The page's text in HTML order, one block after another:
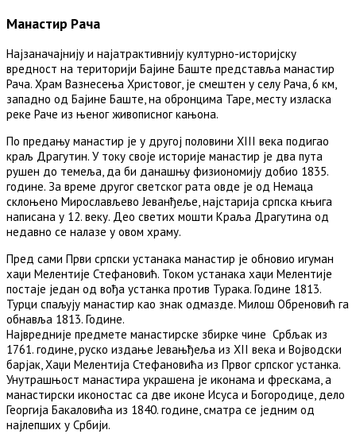
Манастир Рача
Најзаначајнију и најатрактивнију културно-историјску
вредност на територији Бајине Баште представља манастир
Рача. Храм Вазнесења Христовог, је смештен у селу Рача, 6 км,
западно од Бајине Баште, на обронцима Таре, месту изласка
реке Раче из њеног живописног кањона.
По предању манастир је у другој половини XIII века подигао
краљ Драгутин. У току своје историје манастир је два пута
рушен до темеља, да би данашњу физиономију добио 1835.
године. За време другог светског рата овде је од Немаца
склоњено Мирослављево Јеванђеље, најстарија српска књига
написана у 12. веку. Део светих мошти Краља Драгутина од
недавно се налазе у овом храму.
Пред сами Први српски устанака манастир је обновио игуман
хаџи Мелентије Стефановић. Током устанака хаџи Мелентије
постаје један од вођа устанка против Турака. Године 1813.
Турци спаљују манастир као знак одмазде. Милош Обреновић га
обнавља 1813. Године.
Највредније предмете манастирске збирке чине Србљак из
1761. године, руско издање Јевањђеља из XII века и Војводски
барјак, Хаџи Мелентија Стефановића из Првог српског устанка.
Унутрашњост манастира украшена је иконама и фрескама, а
манастирски иконостас са две иконе Исуса и Богородице, дело
Георгија Бакаловића из 1840. године, сматра се једним од
најлепших у Србији.